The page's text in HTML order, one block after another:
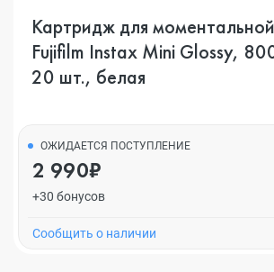
Картридж для
Fujifilm Instax Mini Glossy,
20 шт., белая
ОЖИДАЕТСЯ ПОСТУПЛЕНИЕ
2 990₽
+30 бонусов
Cообщить о наличии